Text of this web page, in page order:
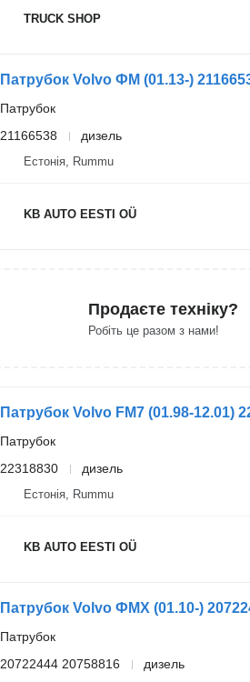
TRUCK SHOP
Патрубок Volvo ФМ (01.13-)
Патрубок
21166538
дизель
Естонія, Rummu
KB AUTO EESTI OÜ
Продаєте техніку?
Робіть це разом з нами!
Патрубок
22318830
дизель
Естонія, Rummu
KB AUTO EESTI OÜ
Патрубок
20722444 20758816
дизель